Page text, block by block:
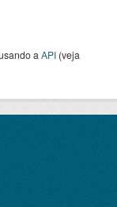
a API (veja